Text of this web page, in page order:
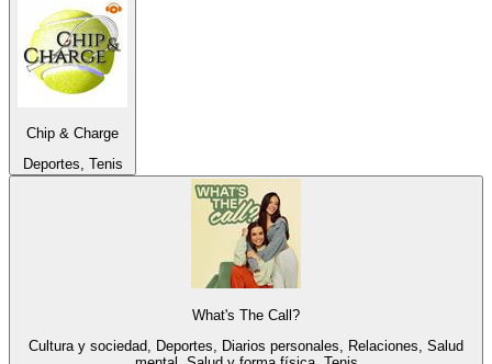
Chip & Charge
Deportes, Tenis
What's The Call?
Cultura y sociedad, Deportes, Diarios personales, Relaciones, Salud